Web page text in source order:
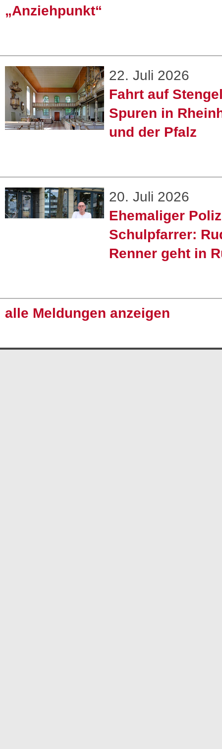
„Anziehpunkt“
22. Juli 2026
Fahrt auf
Spuren in
und der Pfalz
20. Juli 2026
Ehemaliger
Schulpfarrer:
Renner geht in
alle Meldungen anzeigen